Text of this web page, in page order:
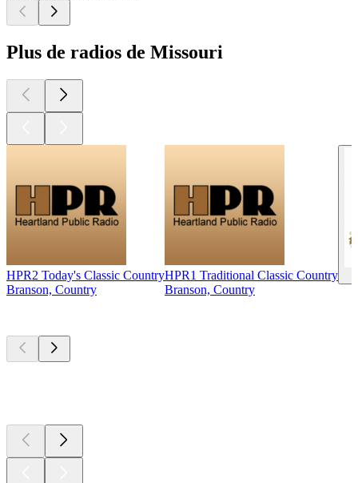
Plus de radios de Missouri
HPR2 Today's Classic Country
Branson, Country
HPR1 Traditional Classic Country
Branson, Country